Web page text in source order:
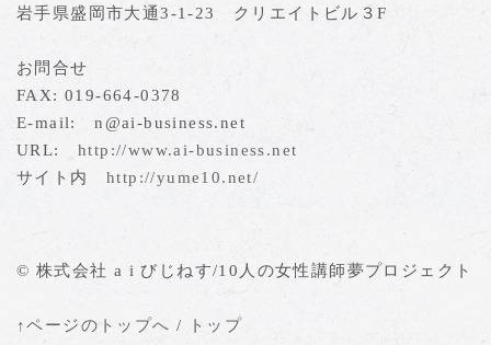
岩手県盛岡市大通3-1-23 クリエイトビル３F
お問合せ
FAX: 019-664-0378
E-mail: n@ai-business.net
URL: http://www.ai-business.net
サイト内 http://yume10.net/
© 株式会社 a i びじねす/10人の女性講師夢プロジェクト
↑ページのトップへ / トップ